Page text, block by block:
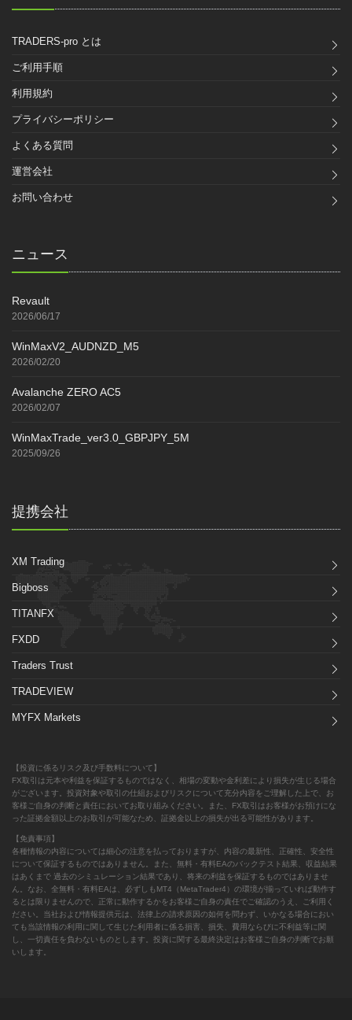
TRADERS-pro とは
ご利用手順
利用規約
プライバシーポリシー
よくある質問
運営会社
お問い合わせ
ニュース
Revault
2026/06/17
WinMaxV2_AUDNZD_M5
2026/02/20
Avalanche ZERO AC5
2026/02/07
WinMaxTrade_ver3.0_GBPJPY_5M
2025/09/26
提携会社
XM Trading
Bigboss
TITANFX
FXDD
Traders Trust
TRADEVIEW
MYFX Markets
【投資に係るリスク及び手数料について】
FX取引は元本や利益を保証するものではなく、相場の変動や金利差により損失が生じる場合
がございます。投資対象や取引の仕組およびリスクについて充分内容をご理解した上で、お
客様ご自身の判断と責任においてお取り組みください。また、FX取引はお客様がお預けにな
った証拠金額以上のお取引が可能なため、証拠金以上の損失が出る可能性があります。
【免責事項】
各種情報の内容については細心の注意を払っておりますが、内容の最新性、正確性、安全性
について保証するものではありません。また、無料・有料EAのバックテスト結果、収益結果
はあくまで 過去のシミュレーション結果であり、将来の利益を保証するものではありませ
ん。なお、全無料・有料EAは、必ずしもMT4（MetaTrader4）の環境が揃っていれば動作す
るとは限りませんので、正常に動作するかをお客様ご自身の責任でご確認のうえ、ご利用く
ださい。当社および情報提供元は、法律上の請求原因の如何を問わず、いかなる場合におい
ても当該情報の利用に関して生じた利用者に係る損害、損失、費用ならびに不利益等に関
し、一切責任を負わないものとします。投資に関する最終決定はお客様ご自身の判断でお願
いします。